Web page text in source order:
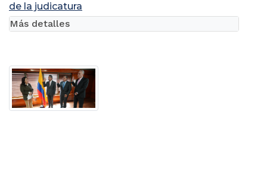
de la judicatura
Más detalles